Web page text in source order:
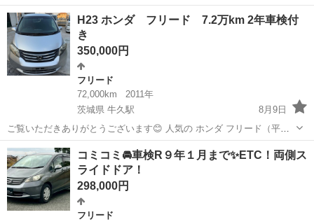
が、これからの時期大切なエアコンも良く冷えています！】 ☆普通車
との交換（希望は大型ミニバンや大型セダンなど）や下取り（車種・
状態は問いませんので何でもOKです...
兵庫 西脇市 フリード 車両
H23 ホンダ フリード 7.2万km 2年車検付
き
350,000円
フリード
72,000km
2011年
茨城県 牛久駅
8月9日
ご覧いただきありがとうございます😊 人気の ホンダ フリード（平成
23年式） を出品します。 コンパクトで運転しやすく、ファミリーカー
や普段使いにも最適なミニバンです！ ⸻ 車両情報 車種 : フリード
年式 : ...
茨城 牛久市 フリード 車両
コミコミ🚘車検R９年１月まで✨ETC！両側ス
ライドドア！
298,000円
フリード